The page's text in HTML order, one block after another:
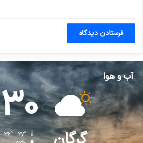
آب و هوا
30
36º - 27º